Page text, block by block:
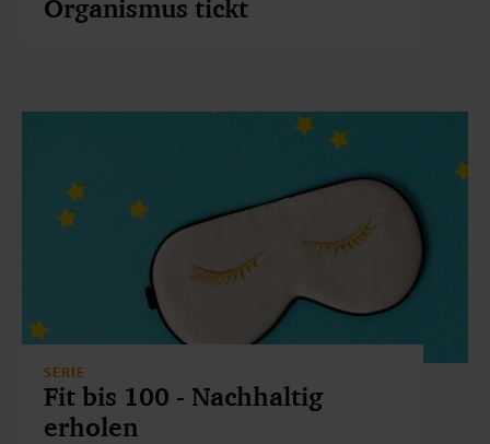
Organismus tickt
SERIE
Fit bis 100 - Nachhaltig
erholen